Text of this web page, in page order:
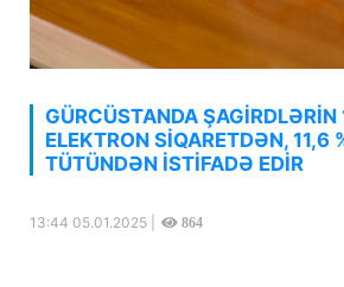
GÜRCÜSTANDA ŞAGİRDLƏRİN
ELEKTRON SİQARETDƏN, 11,6
TÜTÜNDƏN İSTİFADƏ EDİR
13:44 05.01.2025 | 864